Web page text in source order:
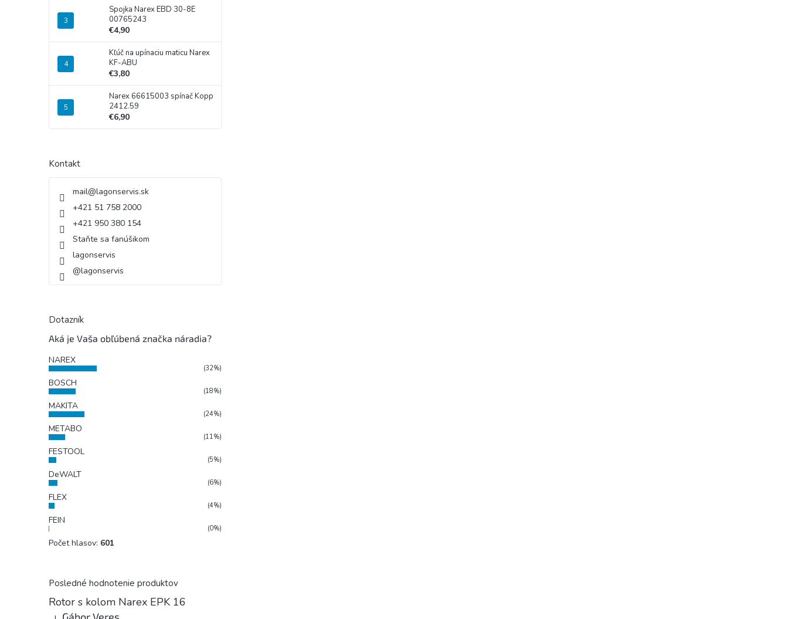
Spojka Narex EBD 30-8E
00765243
€4,90
Kľúč na upínaciu maticu Narex
KF-ABU
€3,80
Narex 66615003 spínač Kopp
2412.59
€6,90
Kontakt
mail@lagonservis.sk
+421 51 758 2000
+421 950 380 154
Staňte sa fanúšikom
lagonservis
@lagonservis
Dotazník
Aká je Vaša obľúbená značka náradia?
NAREX
(32%)
BOSCH
(18%)
MAKITA
(24%)
METABO
(11%)
FESTOOL
(5%)
DeWALT
(6%)
FLEX
(4%)
FEIN
(0%)
Počet hlasov: 601
Posledné hodnotenie produktov
Rotor s kolom Narex EPK 16